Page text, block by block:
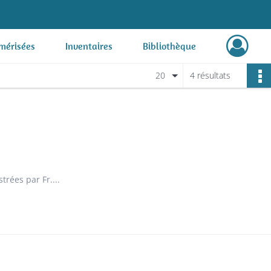
Inventaires Bibliothèque
4 résultats
20
par Fr....